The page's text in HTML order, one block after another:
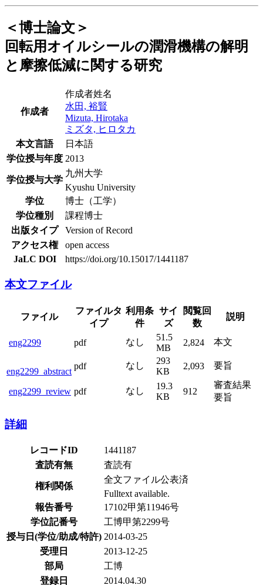
＜博士論文＞
回転用オイルシールの潤滑機構の解明
と摩擦低減に関する研究
作成者
作成者姓名
水田, 裕賢
Mizuta, Hirotaka
ミズタ, ヒロタカ
本文言語
日本語
学位授与年度 2013
学位授与大学
九州大学
Kyushu University
学位
博士（工学）
学位種別
課程博士
出版タイプ
Version of Record
アクセス権
open access
JaLC DOI
https://doi.org/10.15017/1441187
本文ファイル
ファイル
ファイルタ
イプ
利用
条件
サイ
ズ
閲覧回
数
説明
eng2299 pdf なし
51.5
MB
2,824 本文
eng2299_abstract
pdf なし
293
KB
2,093 要旨
eng2299_review
pdf なし
19.3
KB
912
審査結果
要旨
詳細
レコードID
1441187
査読有無
査読有
権利関係
全文ファイル公表済
Fulltext available.
報告番号
17102甲第11946号
学位記番号
工博甲第2299号
授与日(学位/助成/特許) 2014-03-25
受理日
2013-12-25
部局
工博
登録日
2014.04.30